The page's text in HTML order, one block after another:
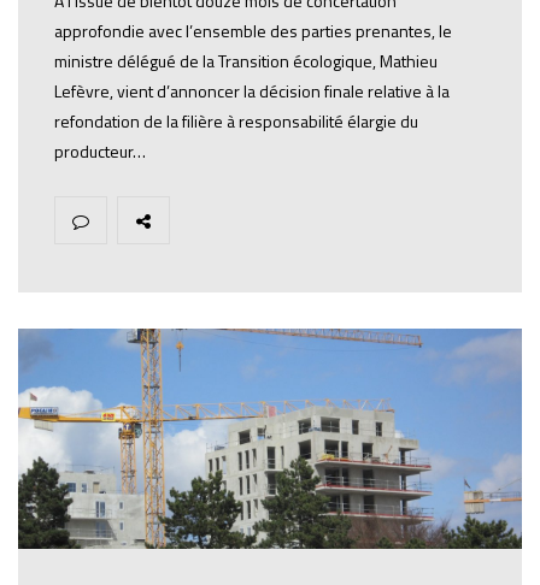
approfondie avec l’ensemble des parties prenantes, le
ministre délégué de la Transition écologique, Mathieu
Lefèvre, vient d’annoncer la décision finale relative à la
refondation de la filière à responsabilité élargie du
producteur…